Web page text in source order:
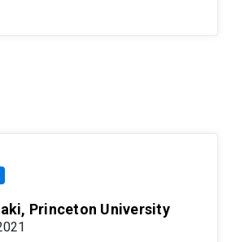
Princeton University